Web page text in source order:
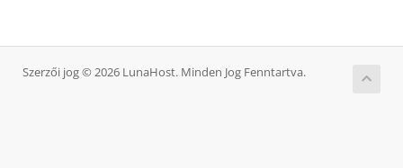
Szerzői jog © 2026 LunaHost. Minden Jog Fenntartva.